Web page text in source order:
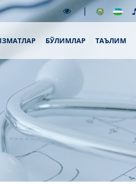
|
БЎЛИМЛАР ТАЪЛИМ